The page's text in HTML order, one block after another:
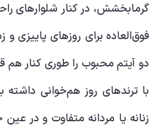
گرمابخشش، در کنار شلوارهای
فوق‌العاده برای روزهای پاییزی
دو آیتم محبوب را طوری کنار هم
با ترندهای روز هم‌خوانی
زنانه یا مردانه متفاوت و در